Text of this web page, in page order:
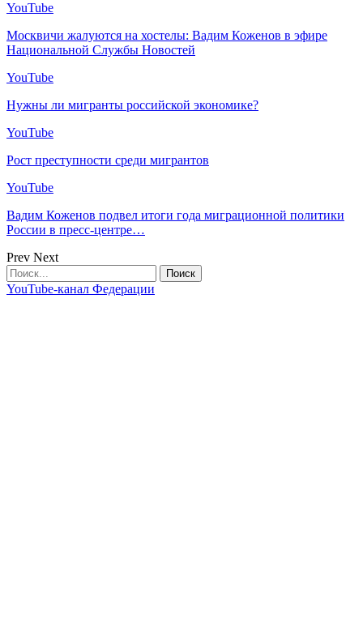
YouTube
Москвичи жалуются на хостелы: Вадим Коженов в эфире
Национальной Службы Новостей
YouTube
Нужны ли мигранты российской экономике?
YouTube
Рост преступности среди мигрантов
YouTube
Вадим Коженов подвел итоги года миграционной политики
России в пресс-центре…
Prev Next
YouTube-канал Федерации